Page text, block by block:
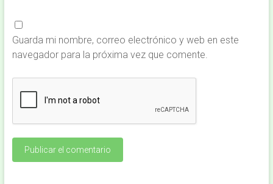
Guarda mi nombre, correo electrónico y web en este
navegador para la próxima vez que comente.